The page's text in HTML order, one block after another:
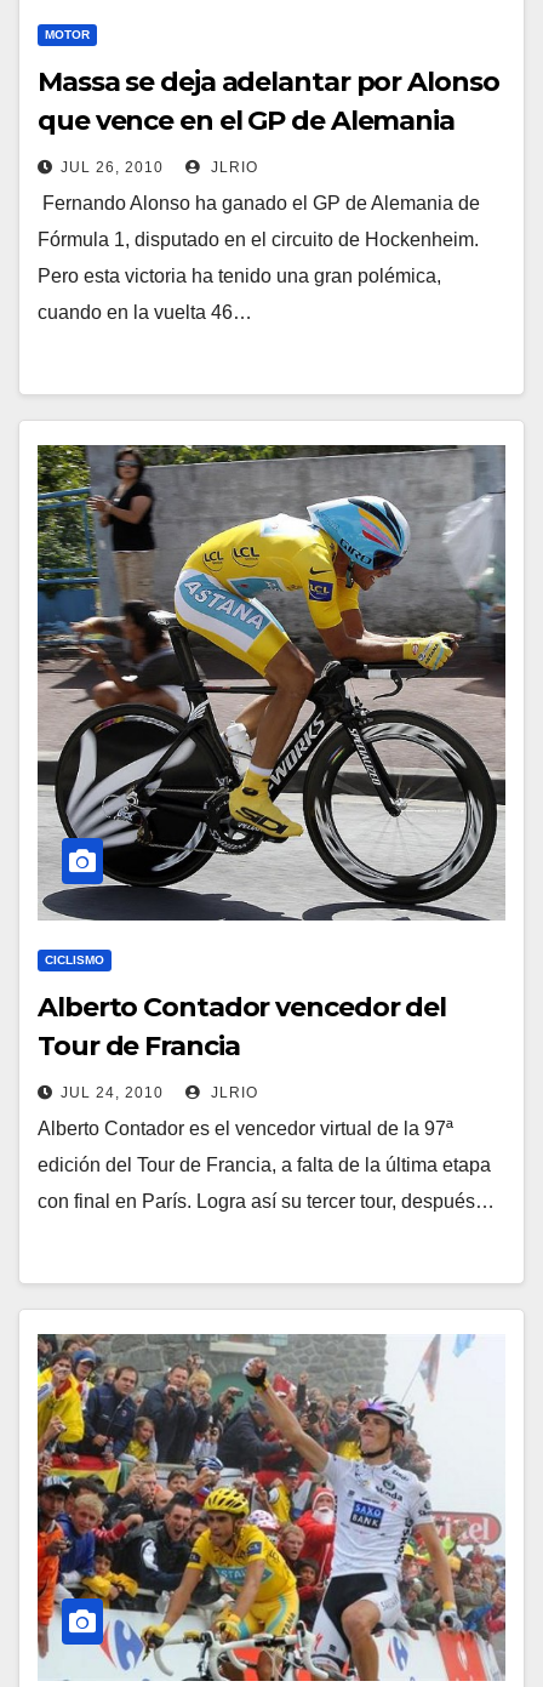
MOTOR
Massa se deja adelantar por Alonso
que vence en el GP de Alemania
JUL 26, 2010 JLRIO
Fernando Alonso ha ganado el GP de Alemania de
Fórmula 1, disputado en el circuito de Hockenheim.
Pero esta victoria ha tenido una gran polémica,
cuando en la vuelta 46…
CICLISMO
Alberto Contador vencedor del
Tour de Francia
JUL 24, 2010 JLRIO
Alberto Contador es el vencedor virtual de la 97ª
edición del Tour de Francia, a falta de la última etapa
con final en París. Logra así su tercer tour, después…